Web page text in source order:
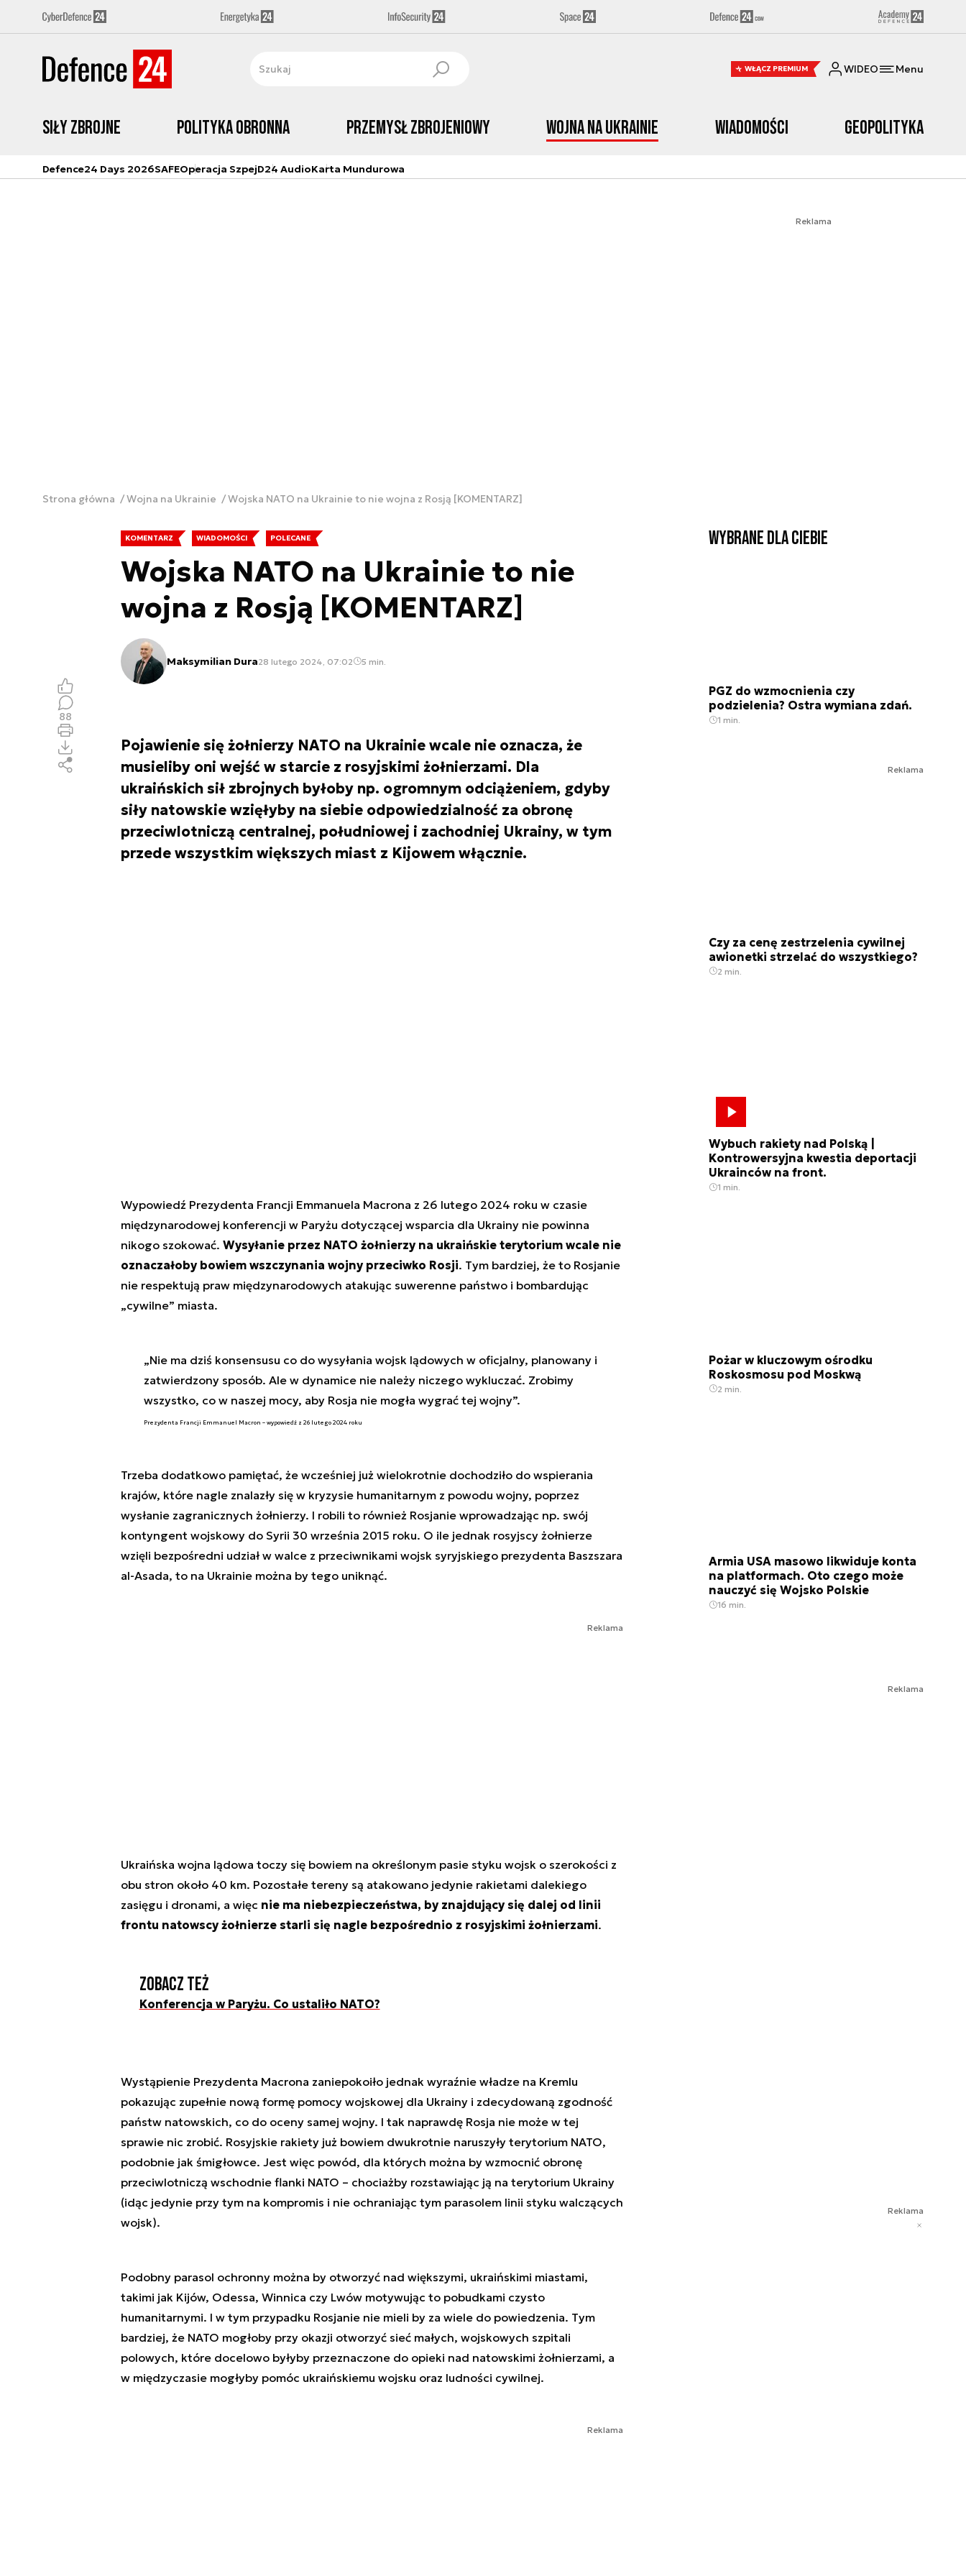
WŁĄCZ PREMIUM WIDEO Menu
Siły zbrojne Polityka obronna Przemysł Zbrojeniowy Wojna na Ukrainie Wiadomości Geopolityka
Defence24 Days 2026SAFEOperacja SzpejD24 AudioKarta Mundurowa
Reklama
Strona główna Wojna na Ukrainie Wojska NATO na Ukrainie to nie wojna z Rosją [KOMENTARZ]
KOMENTARZ WIADOMOŚCI POLECANE
Wojska NATO na Ukrainie to nie
wojna z Rosją [KOMENTARZ]
Maksymilian Dura28 lutego 2024, 07:02 5 min.
Pojawienie się żołnierzy NATO na Ukrainie wcale nie oznacza, że
musieliby oni wejść w starcie z rosyjskimi żołnierzami. Dla
ukraińskich sił zbrojnych byłoby np. ogromnym odciążeniem, gdyby
siły natowskie wzięłyby na siebie odpowiedzialność za obronę
przeciwlotniczą centralnej, południowej i zachodniej Ukrainy, w tym
przede wszystkim większych miast z Kijowem włącznie.
88
Wypowiedź Prezydenta Francji Emmanuela Macrona z 26 lutego 2024 roku w czasie
międzynarodowej konferencji w Paryżu dotyczącej wsparcia dla Ukrainy nie powinna
nikogo szokować. Wysyłanie przez NATO żołnierzy na ukraińskie terytorium wcale nie
oznaczałoby bowiem wszczynania wojny przeciwko Rosji. Tym bardziej, że to Rosjanie
nie respektują praw międzynarodowych atakując suwerenne państwo i bombardując
„cywilne” miasta.
„Nie ma dziś konsensusu co do wysyłania wojsk lądowych w oficjalny, planowany i
zatwierdzony sposób. Ale w dynamice nie należy niczego wykluczać. Zrobimy
wszystko, co w naszej mocy, aby Rosja nie mogła wygrać tej wojny”.
Prezydenta Francji Emmanuel Macron – wypowiedź z 26 lutego 2024 roku
Trzeba dodatkowo pamiętać, że wcześniej już wielokrotnie dochodziło do wspierania
krajów, które nagle znalazły się w kryzysie humanitarnym z powodu wojny, poprzez
wysłanie zagranicznych żołnierzy. I robili to również Rosjanie wprowadzając np. swój
kontyngent wojskowy do Syrii 30 września 2015 roku. O ile jednak rosyjscy żołnierze
wzięli bezpośredni udział w walce z przeciwnikami wojsk syryjskiego prezydenta Baszszara
al-Asada, to na Ukrainie można by tego uniknąć.
Reklama
Ukraińska wojna lądowa toczy się bowiem na określonym pasie styku wojsk o szerokości z
obu stron około 40 km. Pozostałe tereny są atakowano jedynie rakietami dalekiego
zasięgu i dronami, a więc nie ma niebezpieczeństwa, by znajdujący się dalej od linii
frontu natowscy żołnierze starli się nagle bezpośrednio z rosyjskimi żołnierzami.
Zobacz też
Konferencja w Paryżu. Co ustaliło NATO?
Wystąpienie Prezydenta Macrona zaniepokoiło jednak wyraźnie władze na Kremlu
pokazując zupełnie nową formę pomocy wojskowej dla Ukrainy i zdecydowaną zgodność
państw natowskich, co do oceny samej wojny. I tak naprawdę Rosja nie może w tej
sprawie nic zrobić. Rosyjskie rakiety już bowiem dwukrotnie naruszyły terytorium NATO,
podobnie jak śmigłowce. Jest więc powód, dla których można by wzmocnić obronę
przeciwlotniczą wschodnie flanki NATO – chociażby rozstawiając ją na terytorium Ukrainy
(idąc jedynie przy tym na kompromis i nie ochraniając tym parasolem linii styku walczących
wojsk).
Podobny parasol ochronny można by otworzyć nad większymi, ukraińskimi miastami,
takimi jak Kijów, Odessa, Winnica czy Lwów motywując to pobudkami czysto
humanitarnymi. I w tym przypadku Rosjanie nie mieli by za wiele do powiedzenia. Tym
bardziej, że NATO mogłoby przy okazji otworzyć sieć małych, wojskowych szpitali
polowych, które docelowo byłyby przeznaczone do opieki nad natowskimi żołnierzami, a
w międzyczasie mogłyby pomóc ukraińskiemu wojsku oraz ludności cywilnej.
Reklama
Wybrane dla Ciebie
PGZ do wzmocnienia czy
podzielenia? Ostra wymiana zdań.
1 min.
Reklama
Czy za cenę zestrzelenia cywilnej
awionetki strzelać do wszystkiego?
2 min.
Wybuch rakiety nad Polską |
Kontrowersyjna kwestia deportacji
Ukrainców na front.
1 min.
Pożar w kluczowym ośrodku
Roskosmosu pod Moskwą
2 min.
Armia USA masowo likwiduje konta
na platformach. Oto czego może
nauczyć się Wojsko Polskie
16 min.
Reklama
Reklama